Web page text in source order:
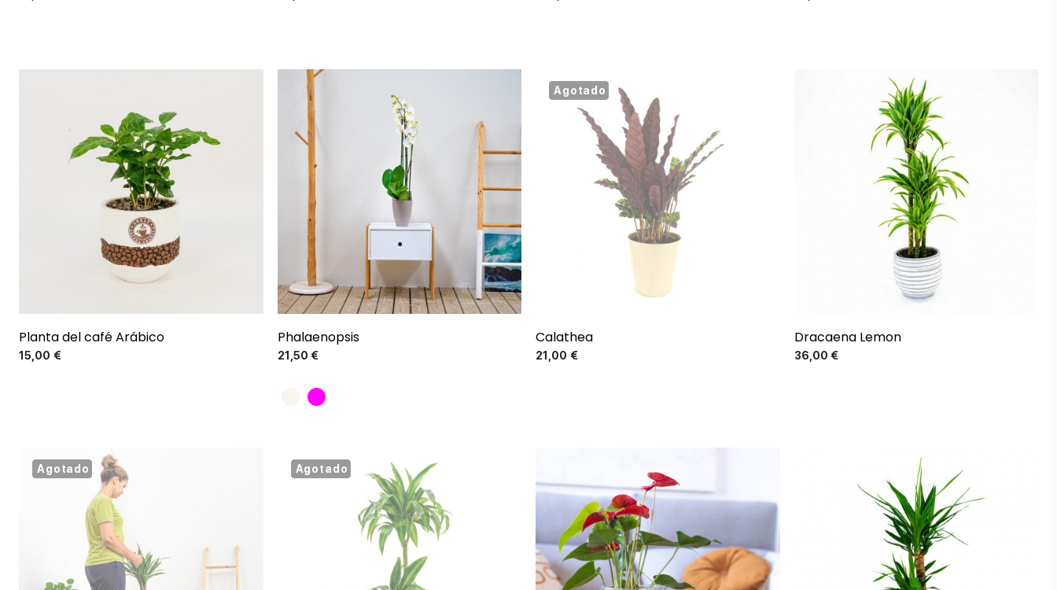
Planta del café Arábico
15,00 €
Phalaenopsis
21,50 €
Agotado
Calathea
21,00 €
El más vendido
Dracaena Lemon
36,00 €
Agotado Agotado